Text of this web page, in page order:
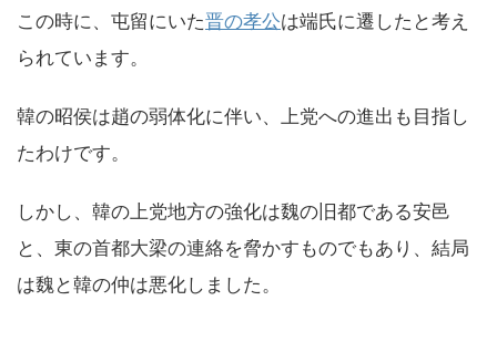
この時に、屯留にいた晋の孝公は端氏に遷したと考え
られています。
韓の昭侯は趙の弱体化に伴い、上党への進出も目指し
たわけです。
しかし、韓の上党地方の強化は魏の旧都である安邑
と、東の首都大梁の連絡を脅かすものでもあり、結局
は魏と韓の仲は悪化しました。